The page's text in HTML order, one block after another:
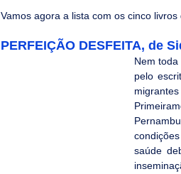
Vamos agora a lista com os cinco
PERFEIÇÃO DESFEITA, de
Nem
pelo
saúde